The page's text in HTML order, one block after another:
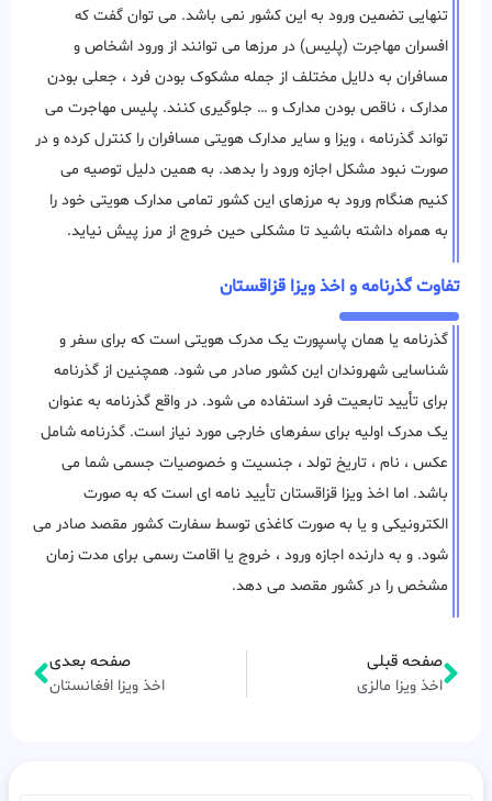
تنهایی تضمین ورود به این کشور نمی باشد. می توان گفت که
افسران مهاجرت (پلیس) در مرزها می ‌توانند از ورود اشخاص و
مسافران به دلایل مختلف از جمله مشکوک بودن فرد ، جعلی بودن
مدارک ، ناقص بودن مدارک و … جلوگیری ‌کنند. پلیس مهاجرت می
تواند گذرنامه ، ویزا و سایر مدارک هویتی مسافران را کنترل کرده و در
صورت نبود مشکل اجازه ورود را بدهد. به همین دلیل توصیه می
کنیم هنگام ورود به مرزهای این کشور تمامی مدارک هویتی خود را
به همراه داشته باشید تا مشکلی حین خروج از مرز پیش نیاید.
تفاوت گذرنامه و اخذ ویزا قزاقستان
گذرنامه یا همان پاسپورت یک مدرک هویتی است که برای سفر و
شناسایی شهروندان این کشور صادر می شود. همچنین از گذرنامه
برای تأیید تابعیت فرد استفاده می شود. در واقع گذرنامه به عنوان
یک مدرک اولیه برای سفرهای خارجی مورد نیاز است. گذرنامه شامل
عکس ، نام ، تاریخ تولد ، جنسیت و خصوصیات جسمی شما می
باشد. اما اخذ ویزا قزاقستان تأیید نامه ای است که به صورت
الکترونیکی و یا به صورت کاغذی توسط سفارت کشور مقصد صادر می
شود. و به دارنده اجازه ورود ، خروج یا اقامت رسمی برای مدت زمان
مشخص را در کشور مقصد می دهد.
صفحه قبلی
اخذ ویزا مالزی
صفحه بعدی
اخذ ویزا افغانستان